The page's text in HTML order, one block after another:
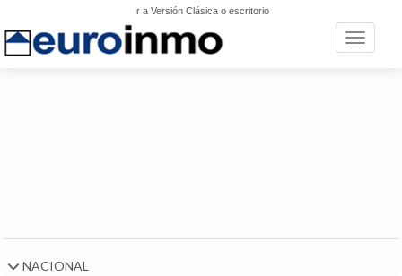
Ir a Versión Clásica o escritorio
Toggle
NACIONAL